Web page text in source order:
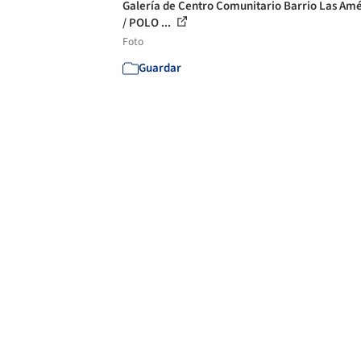
Galería de Centro Comunitario Barrio Las
/ POLO ...
Foto
Guardar